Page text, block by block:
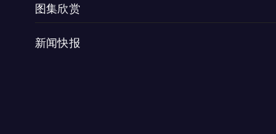
图集欣赏
新闻快报